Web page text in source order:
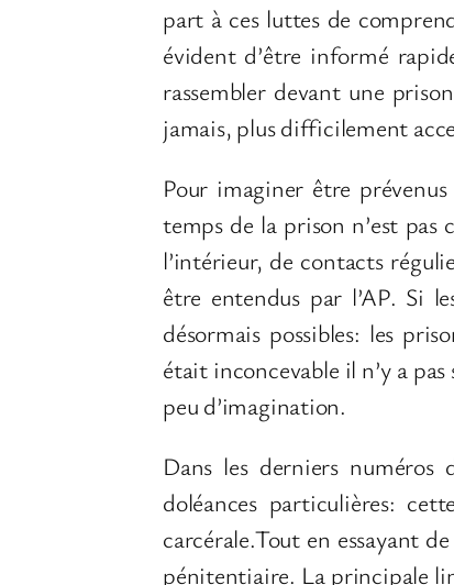
part à ces luttes de
évident d’être informé
rassembler devant une
jamais, plus difficilement
Pour imaginer être
temps de la prison n’est
l’intérieur, de contacts
être entendus par l’AP. Si
désormais possibles: les
était inconcevable il n’y a
peu d’imagination.
Dans les derniers numéros
doléances particulières:
carcérale.Tout en essayant
pénitentiaire. La principale